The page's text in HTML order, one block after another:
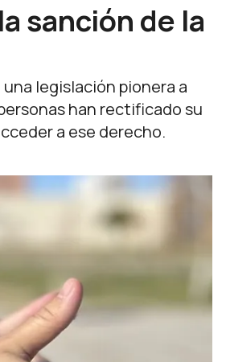
sanción de la
legislación pionera a
han rectificado su
a ese derecho.